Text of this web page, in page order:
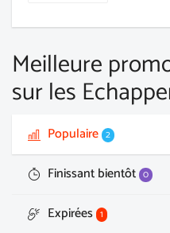
Meilleure
sur les
Populaire 2
Finissant bientôt 0
Expirées 1